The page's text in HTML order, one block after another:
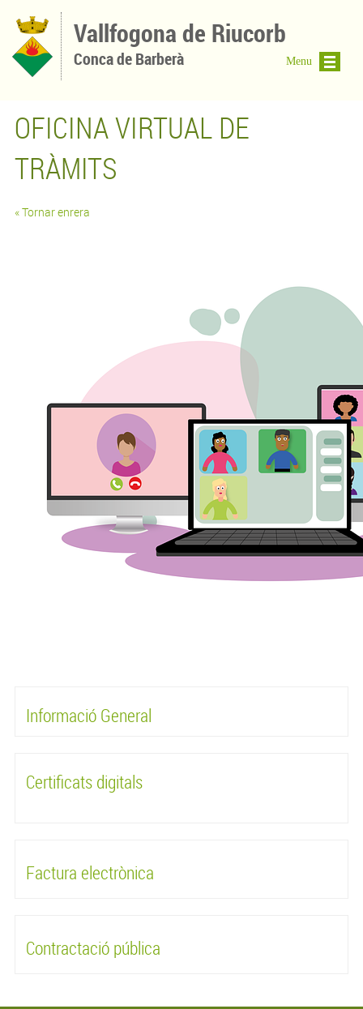
Vallfogona de Riucorb
Conca de Barberà
OFICINA VIRTUAL DE
TRÀMITS
« Tornar enrera
Informació General
Certificats digitals
Factura electrònica
Contractació pública
Menu